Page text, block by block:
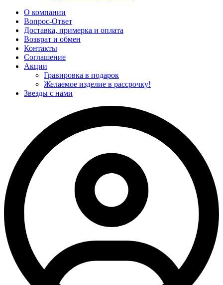
О компании
Вопрос-Ответ
Доставка, примерка и оплата
Возврат и обмен
Контакты
Соглашение
Акции
Гравировка в подарок
Желаемое изделие в рассрочку!
Звезды с нами